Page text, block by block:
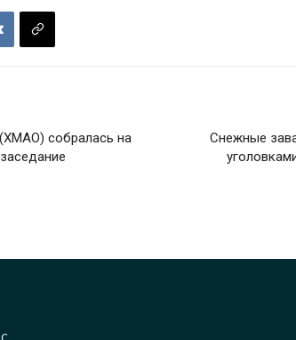
собралась на
Снежные